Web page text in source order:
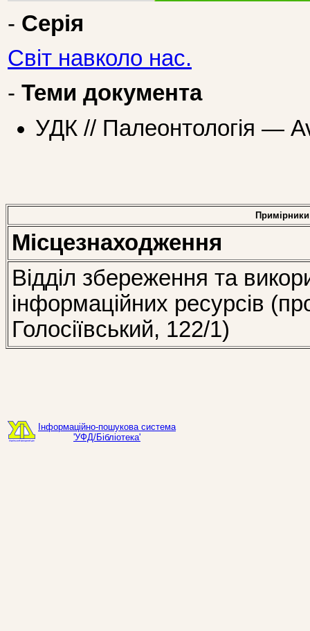
- Серія
Світ навколо нас.
- Теми документа
УДК // Палеонтологія —
Примірники
Місцезнаходження
Відділ збереження та
інформаційних ресурсів
Голосіївський, 122/1)
Інформаційно-пошукова система
'УФД/Бібліотека'